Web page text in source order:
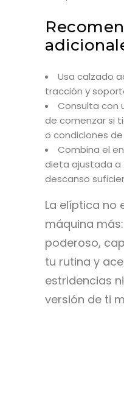
Usa calzado
tracción y
Consulta con
de comenzar si
o condiciones
Combina el
dieta ajustada a
descanso
La elíptica no
máquina
poderoso,
tu rutina y
estridencias
versión de ti